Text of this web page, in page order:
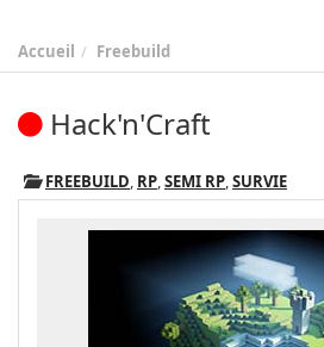
Accueil Freebuild
Hack'n'Craft
FREEBUILD, RP,SEMI RP,SURVIE